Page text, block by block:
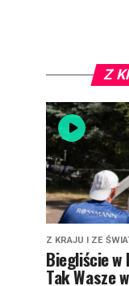
Z
Z KRAJU I ZE
Biegliście w
Tak Wasze